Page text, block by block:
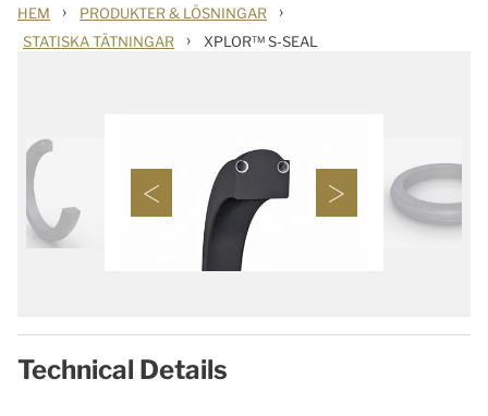
HEM › PRODUKTER & LÖSNINGAR ›
STATISKA TÄTNINGAR › XPLOR™ S-SEAL
Technical Details